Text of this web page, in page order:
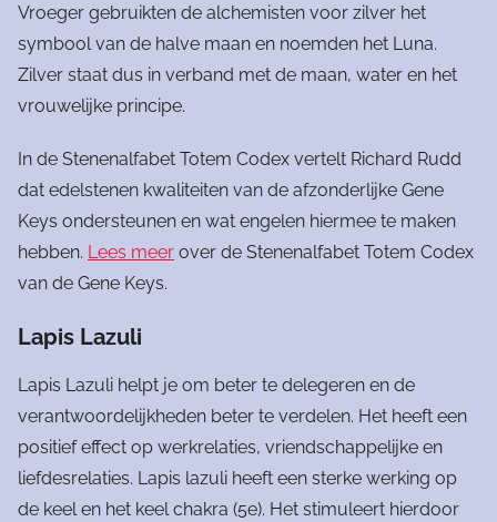
Vroeger gebruikten de alchemisten voor zilver het
symbool van de halve maan en noemden het Luna.
Zilver staat dus in verband met de maan, water en het
vrouwelijke principe.
In de Stenenalfabet Totem Codex vertelt Richard Rudd
dat edelstenen kwaliteiten van de afzonderlijke Gene
Keys ondersteunen en wat engelen hiermee te maken
hebben. Lees meer over de Stenenalfabet Totem Codex
van de Gene Keys.
Lapis Lazuli
Lapis Lazuli helpt je om beter te delegeren en de
verantwoordelijkheden beter te verdelen. Het heeft een
positief effect op werkrelaties, vriendschappelijke en
liefdesrelaties. Lapis lazuli heeft een sterke werking op
de keel en het keel chakra (5e). Het stimuleert hierdoor